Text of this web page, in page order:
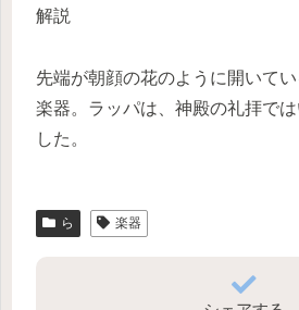
解説
先端が朝顔の花のように開いて
楽器。ラッパは、神殿の礼拝で
した。
ら 楽器